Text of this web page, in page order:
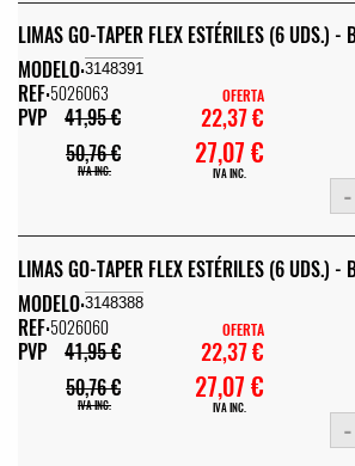
LIMAS GO-TAPER FLEX ESTÉRILES (6 UDS.) -
MODELO:3148391
REF:5026063
PVP
41,95 €
50,76 €
IVA INC.
OFERTA
22,37 €
27,07 €
IVA INC.
-
LIMAS GO-TAPER FLEX ESTÉRILES (6 UDS.) -
MODELO:3148388
REF:5026060
PVP
41,95 €
50,76 €
IVA INC.
OFERTA
22,37 €
27,07 €
IVA INC.
-